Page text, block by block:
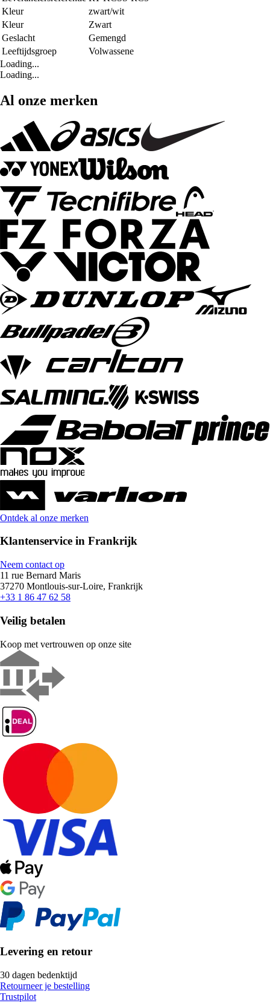
Kleur
zwart/wit
Kleur
Zwart
Geslacht
Gemengd
Leeftijdsgroep
Volwassene
Loading...
Loading...
Al onze merken
Ontdek al onze merken
Klantenservice in Frankrijk
Neem contact op
11 rue Bernard Maris
37270 Montlouis-sur-Loire, Frankrijk
+33 1 86 47 62 58
Veilig betalen
Koop met vertrouwen op onze site
Levering en retour
30 dagen bedenktijd
Retourneer je bestelling
Trustpilot